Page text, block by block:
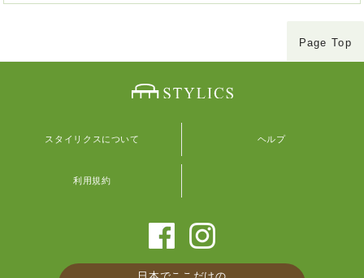
Page Top
スタイリクスについて ヘルプ
利用規約